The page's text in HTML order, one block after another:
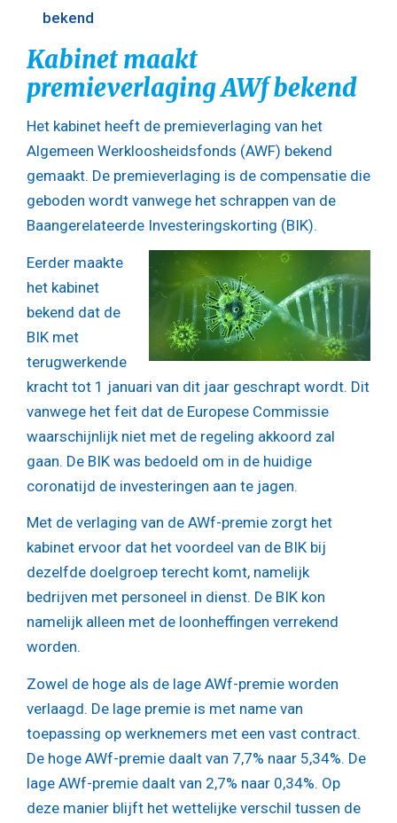
bekend
Kabinet maakt
premieverlaging AWf bekend
Het kabinet heeft de premieverlaging van het
Algemeen Werkloosheidsfonds (AWF) bekend
gemaakt. De premieverlaging is de compensatie die
geboden wordt vanwege het schrappen van de
Baangerelateerde Investeringskorting (BIK).
Eerder maakte
het kabinet
bekend dat de
BIK met
terugwerkende
kracht tot 1 januari van dit jaar geschrapt wordt. Dit
vanwege het feit dat de Europese Commissie
waarschijnlijk niet met de regeling akkoord zal
gaan. De BIK was bedoeld om in de huidige
coronatijd de investeringen aan te jagen.
Met de verlaging van de AWf-premie zorgt het
kabinet ervoor dat het voordeel van de BIK bij
dezelfde doelgroep terecht komt, namelijk
bedrijven met personeel in dienst. De BIK kon
namelijk alleen met de loonheffingen verrekend
worden.
Zowel de hoge als de lage AWf-premie worden
verlaagd. De lage premie is met name van
toepassing op werknemers met een vast contract.
De hoge AWf-premie daalt van 7,7% naar 5,34%. De
lage AWf-premie daalt van 2,7% naar 0,34%. Op
deze manier blijft het wettelijke verschil tussen de